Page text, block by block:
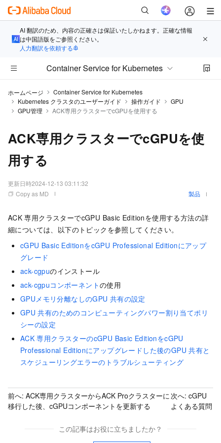
AI 翻訳のため、内容の正確さは保証いたしかねます。正確な情報
は中国語版をご参照ください。
人力翻訳を依頼する
Container Service for Kubernetes
ホームページ
Container Service for Kubernetes
Kubernetes クラスタのユーザーガイド
操作ガイド
GPU
GPU管理
ACK専用クラスターでcGPUを使用する
ACK専用クラスターでcGPUを使
用する
更新日時2024-12-13 03:11:32
Copy as MD
製品
ACK 専用クラスターでcGPU Basic Editionを使用する方法の詳
細については、以下のトピックを参照してください。
cGPU Basic EditionをcGPU Professional Editionにアップ
グレード
ack-cgpuのインストール
ack-cgpuコンポーネントの使用
GPUメモリ分離なしのGPU 共有の設定
GPU 共有のためのコンピューティングパワー割り当てポリ
シーの設定
ACK 専用クラスターのcGPU Basic EditionをcGPU
Professional Editionにアップグレードした後のGPU 共有と
スケジューリングエラーのトラブルシューティング
前へ: ACK専用クラスターからACK Proクラスターに
移行した後、cGPUコンポーネントを更新する
次へ: cGPU
よくある質問
この記事はお役に立ちましたか？